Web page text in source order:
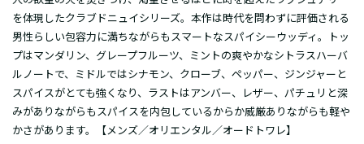
を体現したクラブドニュイシリーズ。本作は時代を問わずに評価される
男性らしい包容力に満ちながらもスマートなスパイシーウッディ。トッ
プはマンダリン、グレープフルーツ、ミントの爽やかなシトラスハーバ
ルノートで、ミドルではシナモン、クローブ、ペッパー、ジンジャーと
スパイスがとても強くなり、ラストはアンバー、レザー、パチュリと深
みがありながらもスパイスを内包しているからか威厳ありながらも軽や
かさがあります。【メンズ／オリエンタル／オードトワレ】